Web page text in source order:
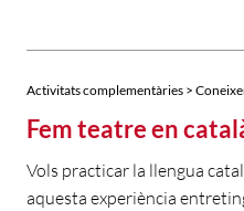
Activitats complementàries >
Fem teatre en
Vols practicar la llengua
aquesta experiència